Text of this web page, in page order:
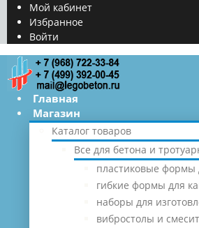
Мой кабинет
Избранное
Войти
Главная
Магазин
Каталог товаров
Все для бетона и
пластиковые формы
гибкие формы для
наборы для
вибростолы и